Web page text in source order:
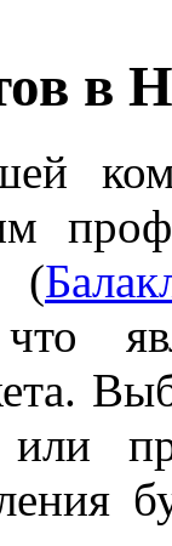
в
(
что
или